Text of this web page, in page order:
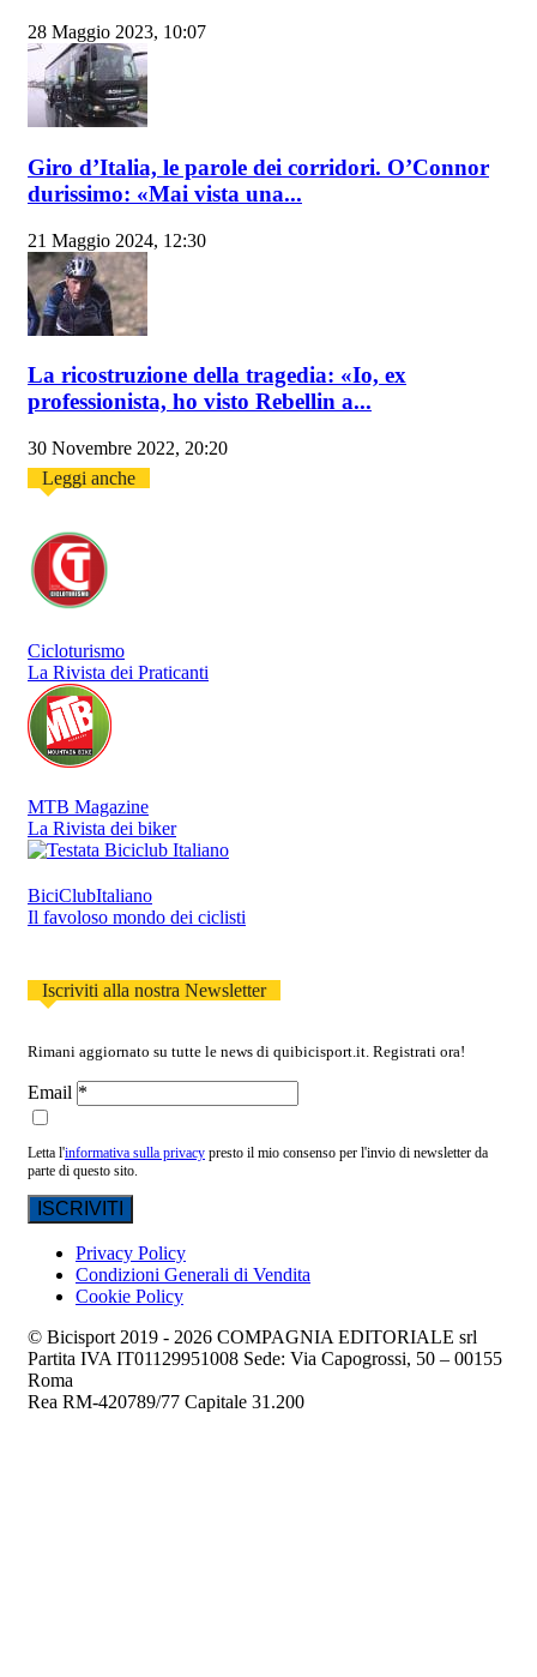
28 Maggio 2023, 10:07
Giro d’Italia, le parole dei corridori. O’Connor
durissimo: «Mai vista una...
21 Maggio 2024, 12:30
La ricostruzione della tragedia: «Io, ex
professionista, ho visto Rebellin a...
30 Novembre 2022, 20:20
Leggi anche
Cicloturismo
La Rivista dei Praticanti
MTB Magazine
La Rivista dei biker
BiciClubItaliano
Il favoloso mondo dei ciclisti
Iscriviti alla nostra Newsletter
Rimani aggiornato su tutte le news di quibicisport.it. Registrati ora!
Email
Letta l'informativa sulla privacy presto il mio consenso per l'invio di newsletter da
parte di questo sito.
Privacy Policy
Condizioni Generali di Vendita
Cookie Policy
© Bicisport 2019 - 2026 COMPAGNIA EDITORIALE srl
Partita IVA IT01129951008 Sede: Via Capogrossi, 50 – 00155
Roma
Rea RM-420789/77 Capitale 31.200